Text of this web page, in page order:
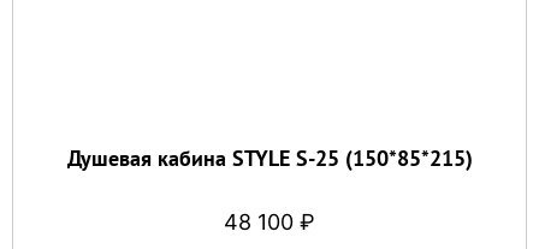
Душевая кабина STYLE S-25 (150*85*215)
48 100 ₽